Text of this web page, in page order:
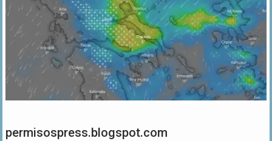
permisospress.blogspot.com